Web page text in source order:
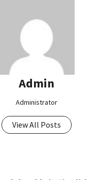
Admin
Administrator
View All Posts